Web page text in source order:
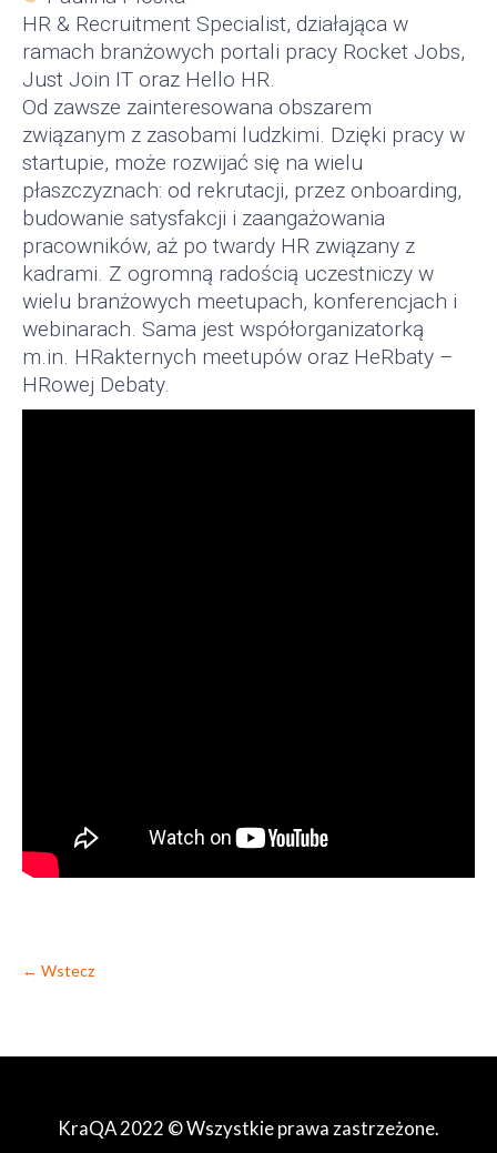
HR & Recruitment Specialist, działająca w
ramach branżowych portali pracy Rocket Jobs,
Just Join IT oraz Hello HR.
Od zawsze zainteresowana obszarem
związanym z zasobami ludzkimi. Dzięki pracy w
startupie, może rozwijać się na wielu
płaszczyznach: od rekrutacji, przez onboarding,
budowanie satysfakcji i zaangażowania
pracowników, aż po twardy HR związany z
kadrami. Z ogromną radością uczestniczy w
wielu branżowych meetupach, konferencjach i
webinarach. Sama jest współorganizatorką
m.in. HRakternych meetupów oraz HeRbaty –
HRowej Debaty.
← Wstecz
KraQA 2022 © Wszystkie prawa zastrzeżone.